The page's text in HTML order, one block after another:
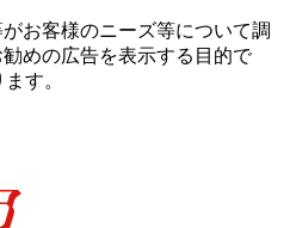
お客様のニーズ等について調
めの広告を表⽰する⽬的で
す。